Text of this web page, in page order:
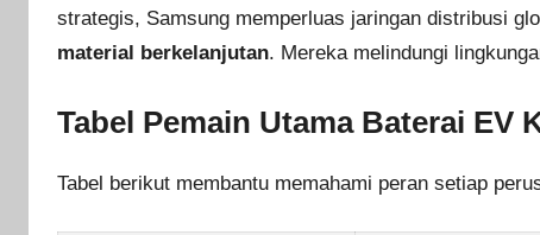
strategis, Samsung memperluas jaringan distribusi
material berkelanjutan. Mereka melindungi
Tabel Pemain Utama Baterai EV
Tabel berikut membantu memahami peran setiap